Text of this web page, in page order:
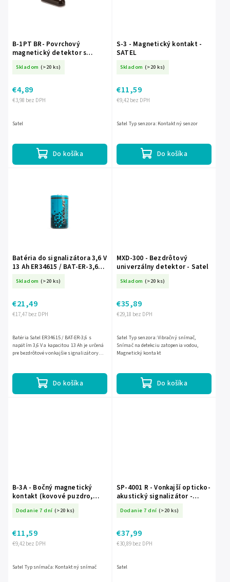
Abecedne
B-1PT BR- Povrchový
magnetický detektor s
Skladom (>20 ks)
€3,98 bez DPH
€4,89
Do košíka
Satel
S-3 - Magnetický kontakt -
SATEL
Skladom (>20 ks)
€9,42 bez DPH
€11,59
Do košíka
Satel Typ senzora: Kontaktný senzor
Batéria do signalizátora 3,6 V
13 Ah ER34615 / BAT-ER-3,6
EC-16157
Skladom (>20 ks)
€17,47 bez DPH
€21,49
Do košíka
Batéria Satel ER34615 / BAT-ER-3,6 s
napätím 3,6 V a kapacitou 13 Ah je určená
pre bezdrôtové vonkajšie signalizátory
MXD-300 - Bezdrôtový
univerzálny detektor - Satel
Skladom (>20 ks)
€29,18 bez DPH
€35,89
Do košíka
Satel Typ senzora: Vibračný snímač,
Snímač na detekciu zatopenia vodou,
Magnetický kontakt
B-3A - Bočný magnetický
kontakt (kovové puzdro,
Dodanie 7 dní (>20 ks)
€9,42 bez DPH
€11,59
Satel Typ snímača: Kontaktný snímač
SP-4001 R - Vonkajší opticko-
akustický signalizátor -
Dodanie 7 dní (>20 ks)
€30,89 bez DPH
€37,99
Satel